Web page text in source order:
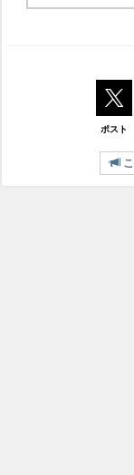
ポスト
こ